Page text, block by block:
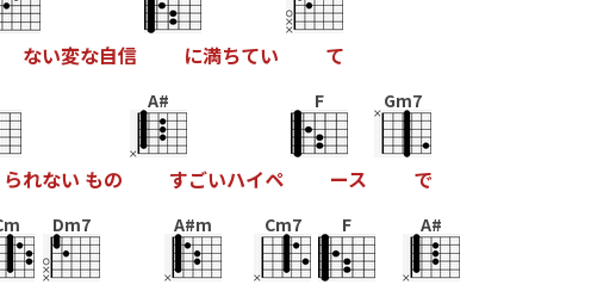
ない変な自信 に満ちてい て
られない もの
A#
すごいハイペ
F
ース
Gm7
で
Dm7 A#m Cm7 F A#